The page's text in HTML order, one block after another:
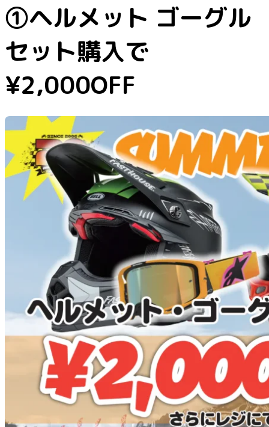
①ヘルメット ゴーグル
セット購入で
¥2,000OFF